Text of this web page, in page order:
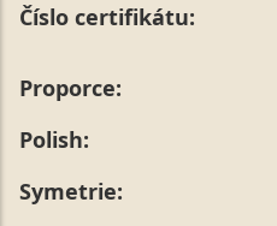
Číslo certifikátu:
Proporce:
Polish:
Symetrie: